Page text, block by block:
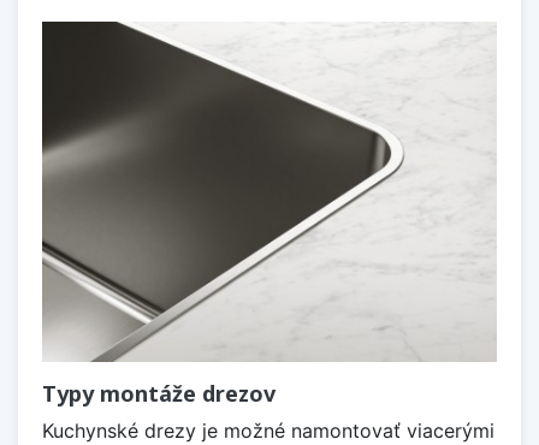
Typy montáže drezov
Kuchynské drezy je možné namontovať viacerými